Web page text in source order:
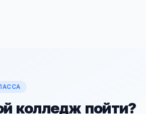
колледж пойти?